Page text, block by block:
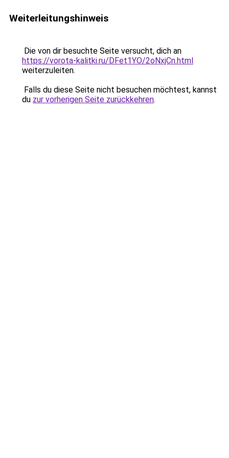
Weiterleitungshinweis
Die von dir besuchte Seite versucht, dich an
https://vorota-kalitki.ru/DFet1YO/2oNxjCn.html
weiterzuleiten.
Falls du diese Seite nicht besuchen möchtest, kannst
du zur vorherigen Seite zurückkehren.